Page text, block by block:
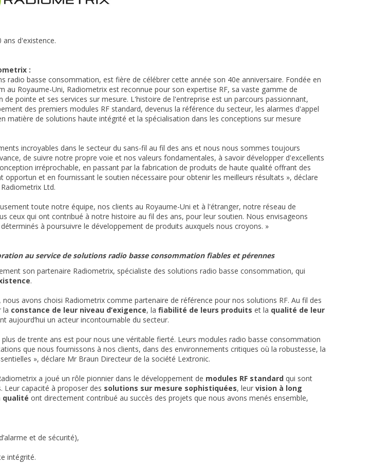
d'existence.
:
radio basse consommation, est fière de célébrer cette année son 40e anniversaire. Fondée en
au Royaume-Uni, Radiometrix est reconnue pour son expertise RF, sa vaste gamme de
pointe et ses services sur mesure. L'histoire de l'entreprise est un parcours passionnant,
des premiers modules RF standard, devenus la référence du secteur, les alarmes d'appel
matière de solutions haute intégrité et la spécialisation dans les conceptions sur mesure
incroyables dans le secteur du sans-fil au fil des ans et nous nous sommes toujours
de suivre notre propre voie et nos valeurs fondamentales, à savoir développer d'excellents
irréprochable, en passant par la fabrication de produits de haute qualité offrant des
et en fournissant le soutien nécessaire pour obtenir les meilleurs résultats », déclare
Ltd.
toute notre équipe, nos clients au Royaume-Uni et à l'étranger, notre réseau de
ceux qui ont contribué à notre histoire au fil des ans, pour leur soutien. Nous envisageons
à poursuivre le développement de produits auxquels nous croyons. »
au service de solutions radio basse consommation fiables et pérennes
son partenaire Radiometrix, spécialiste des solutions radio basse consommation, qui
.
, nous avons choisi Radiometrix comme partenaire de référence pour nos solutions RF. Au fil des
la constance de leur niveau d’exigence, la fiabilité de leurs produits et la qualité de leur
aujourd’hui un acteur incontournable du secteur.
plus de trente ans est pour nous une véritable fierté. Leurs modules radio basse consommation
que nous fournissons à nos clients, dans des environnements critiques où la robustesse, la
», déclare Mr Braun Directeur de la société Lextronic.
a joué un rôle pionnier dans le développement de modules RF standard qui sont
Leur capacité à proposer des solutions sur mesure sophistiquées, leur vision à long
qualité ont directement contribué au succès des projets que nous avons menés ensemble,
et de sécurité),
intégrité.